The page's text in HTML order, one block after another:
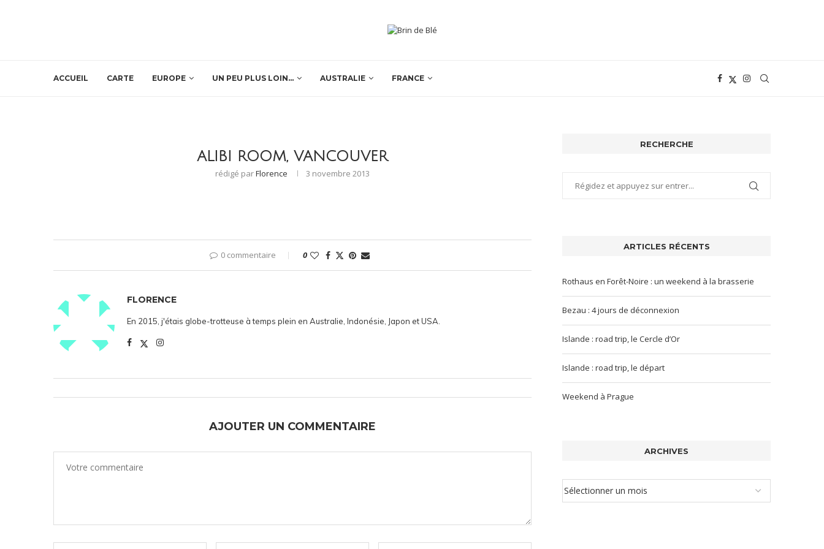
ACCUEIL CARTE EUROPE UN PEU PLUS LOIN… AUSTRALIE FRANCE
ALIBI ROOM, VANCOUVER
rédigé parFlorence 3 novembre 2013
0 commentaire 0
FLORENCE
En 2015, j'étais globe-trotteuse à temps plein en Australie, Indonésie, Japon et USA.
AJOUTER UN COMMENTAIRE
RECHERCHE
ARTICLES RÉCENTS
Rothaus en Forêt-Noire : un weekend à la brasserie
Bezau : 4 jours de déconnexion
Islande : road trip, le Cercle d’Or
Islande : road trip, le départ
Weekend à Prague
ARCHIVES